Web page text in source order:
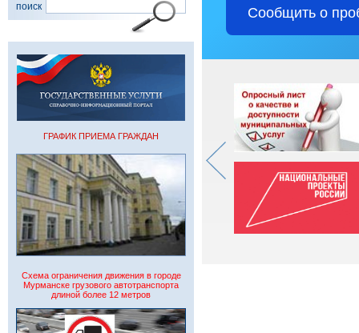
поиск
ГРАФИК ПРИЕМА ГРАЖДАН
Схема ограничения движения в городе
Мурманске грузового автотранспорта
длиной более 12 метров
Сообщить о